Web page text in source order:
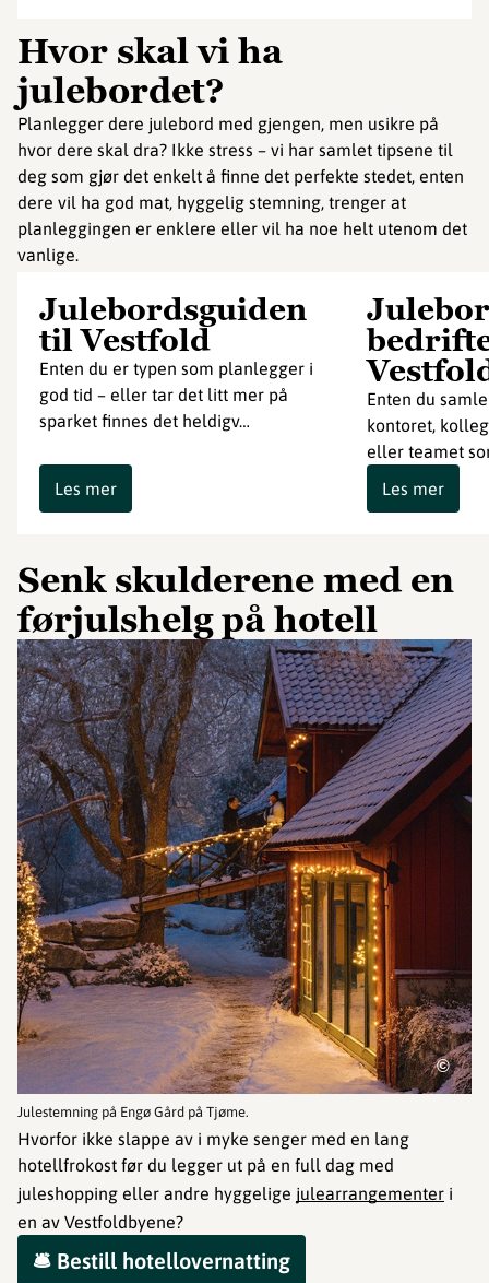
Hvor skal vi ha
julebordet?
Planlegger dere julebord med gjengen, men usikre på
hvor dere skal dra? Ikke stress – vi har samlet tipsene til
deg som gjør det enkelt å finne det perfekte stedet, enten
dere vil ha god mat, hyggelig stemning, trenger at
planleggingen er enklere eller vil ha noe helt utenom det
vanlige.
Julebordsguiden
til Vestfold
Enten du er typen som planlegger i
god tid – eller tar det litt mer på
sparket finnes det heldigv…
Les mer
Enten du
kontoret,
eller teamet
Les mer
Senk skulderene med en
førjulshelg på hotell
©
Julestemning på Engø Gård på Tjøme.
Hvorfor ikke slappe av i myke senger med en lang
hotellfrokost før du legger ut på en full dag med
juleshopping eller andre hyggelige julearrangementer i
en av Vestfoldbyene?
🛎️ Bestill hotellovernatting